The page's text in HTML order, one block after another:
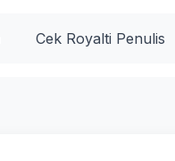
Cek Royalti Penulis